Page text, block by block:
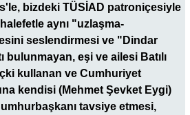
bizdeki TÜSİAD patroniçesiyle
aynı "uzlaşma-
seslendirmesi ve "Dindar
bulunmayan, eşi ve ailesi Batılı
kullanan ve Cumhuriyet
kendisi (Mehmet Şevket Eygi)
tavsiye etmesi,